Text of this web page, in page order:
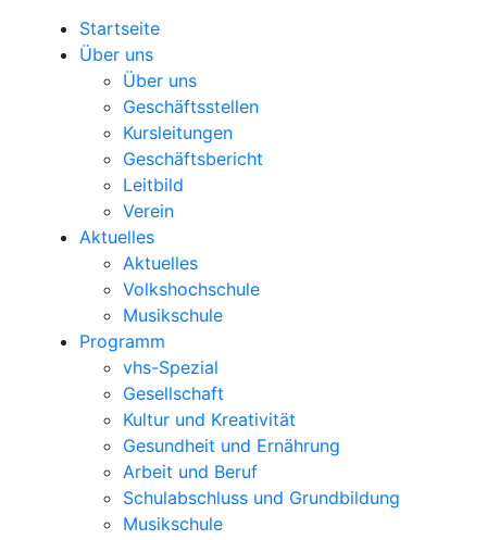
Startseite
Über uns
Über uns
Geschäftsstellen
Kursleitungen
Geschäftsbericht
Leitbild
Verein
Aktuelles
Aktuelles
Volkshochschule
Musikschule
Programm
vhs-Spezial
Gesellschaft
Kultur und Kreativität
Gesundheit und Ernährung
Arbeit und Beruf
Schulabschluss und Grundbildung
Musikschule